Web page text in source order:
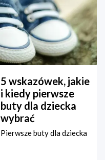
5 wskazówek, jakie
i kiedy pierwsze
buty dla dziecka
wybrać
Pierwsze buty dla dziecka